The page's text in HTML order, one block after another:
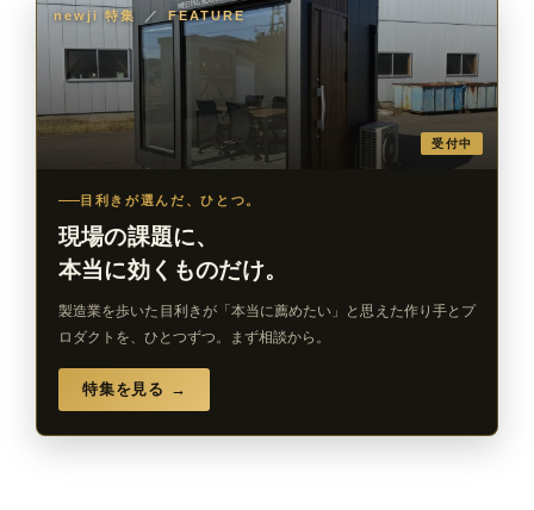
newji 特集 ／ FEATURE
受付中
目利きが選んだ、ひとつ。
現場の課題に、
本当に効くものだけ。
製造業を歩いた目利きが「本当に薦めたい」と思えた作り手とプ
ロダクトを、ひとつずつ。まず相談から。
特集を見る →